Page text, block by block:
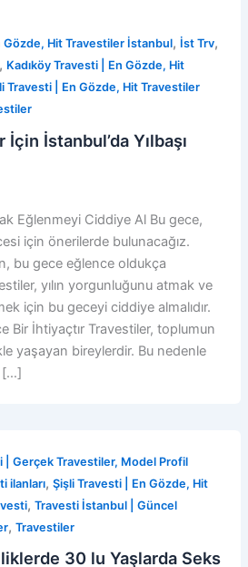
Gözde, Hit Travestiler İstanbul, İst Trv,
Kadıköy Travesti | En Gözde, Hit
Travesti | En Gözde, Hit Travestiler
İstanbul’da Yılbaşı
Eğlenmeyi Ciddiye Al Bu gece,
için önerilerde bulunacağız.
bu gece eğlence oldukça
yılın yorgunluğunu atmak ve
için bu geceyi ciddiye almalıdır.
Bir İhtiyaçtır Travestiler, toplumun
yaşayan bireylerdir. Bu nedenle
[…]
| Gerçek Travestiler, Model Profil
ilanları, Şişli Travesti | En Gözde, Hit
, Travesti İstanbul | Güncel
, Travestiler
30 lu Yaşlarda Seks